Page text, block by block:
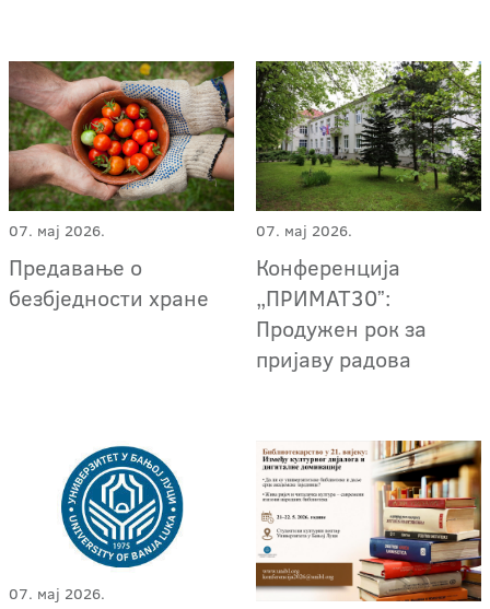
07. мај 2026.
Предавање о
безбједности хране
07. мај 2026.
Конференција
„ПРИМАТ30ˮ:
Продужен рок за
пријаву радова
07. мај 2026.